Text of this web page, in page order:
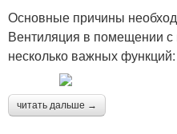
Основные причины
Вентиляция в помещении
несколько важных функций:
читать дальше →